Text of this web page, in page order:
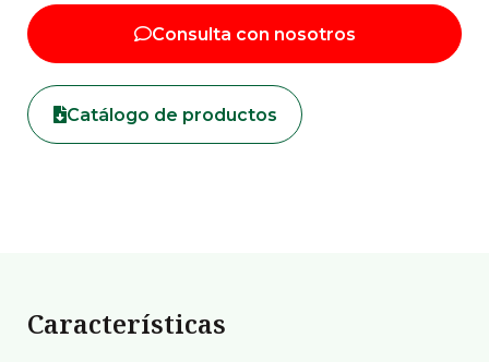
Consulta con nosotros
Catálogo de productos
Características